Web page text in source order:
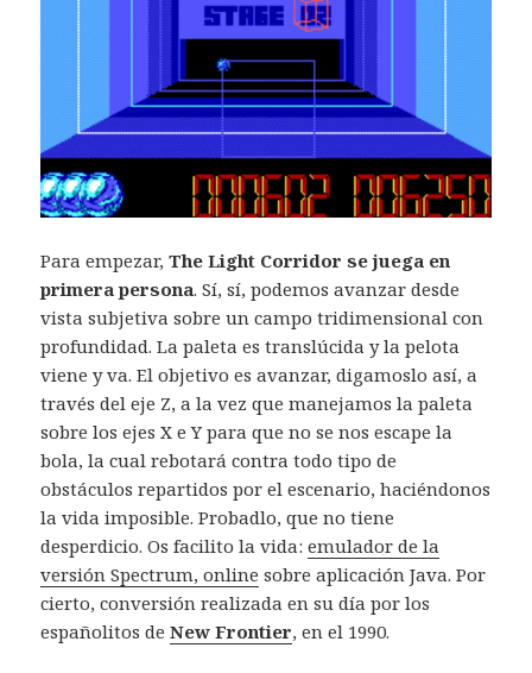
Para empezar,The Light Corridor se juega en
primera persona. Sí, sí, podemos avanzar desde
vista subjetiva sobre un campo tridimensional con
profundidad. La paleta es translúcida y la pelota
viene y va. El objetivo es avanzar, digamoslo así, a
través del eje Z, a la vez que manejamos la paleta
sobre los ejes X e Y para que no se nos escape la
bola, la cual rebotará contra todo tipo de
obstáculos repartidos por el escenario, haciéndonos
la vida imposible. Probadlo, que no tiene
desperdicio. Os facilito la vida:emulador de la
versión Spectrum, online sobre aplicación Java. Por
cierto, conversión realizada en su día por los
españolitos deNew Frontier, en el 1990.